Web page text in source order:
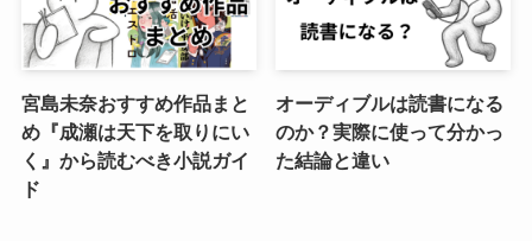
宮島未奈おすすめ作品まと
め『成瀬は天下を取りにい
く』から読むべき小説ガイ
ド
オーディブルは読書になる
のか？実際に使って分かっ
た結論と違い